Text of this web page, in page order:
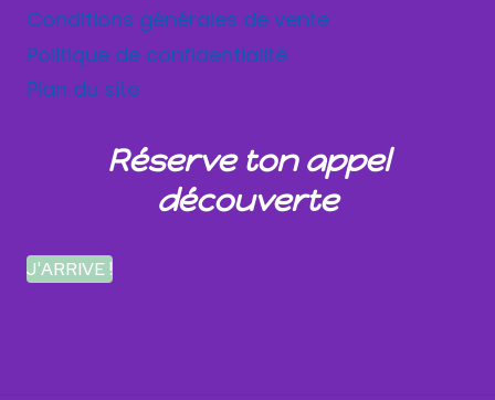
Conditions générales de vente
Politique de confidentialité
Plan du site
Réserve ton appel
découverte
J'ARRIVE !